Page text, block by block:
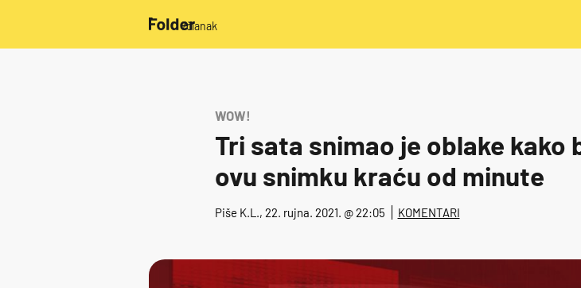
/članak
WOW!
Tri sata snimao je oblake
ovu snimku kraću od minute
Piše K.L., 22. rujna. 2021. @ 22:05 KOMENTARI